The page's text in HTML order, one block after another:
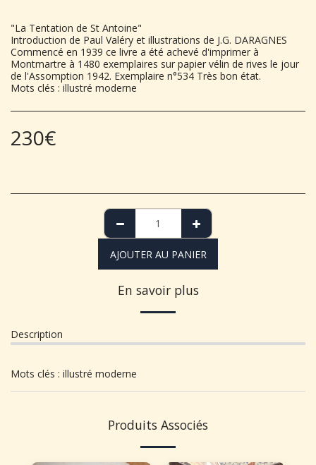
"La Tentation de St Antoine"
Introduction de Paul Valéry et illustrations de J.G. DARAGNES
Commencé en 1939 ce livre a été achevé d'imprimer à
Montmartre à 1480 exemplaires sur papier vélin de rives le jour
de l'Assomption 1942. Exemplaire n°534 Très bon état.
Mots clés : illustré moderne
230€
AJOUTER AU PANIER
En savoir plus
Description
Mots clés : illustré moderne
Produits Associés